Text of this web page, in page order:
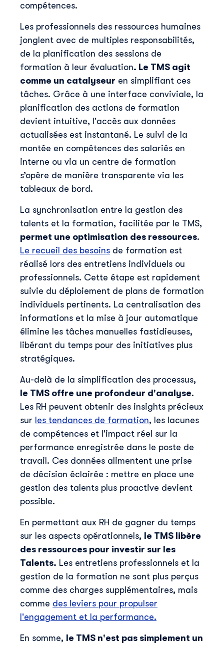
compétences.
Les professionnels des ressources humaines
jonglent avec de multiples responsabilités,
de la planification des sessions de
formation à leur évaluation. Le TMS agit
comme un catalyseur en simplifiant ces
tâches. Grâce à une interface conviviale, la
planification des actions de formation
devient intuitive, l'accès aux données
actualisées est instantané. Le suivi de la
montée en compétences des salariés en
interne ou via un centre de formation
s’opère de manière transparente via les
tableaux de bord.
La synchronisation entre la gestion des
talents et la formation, facilitée par le TMS,
permet une optimisation des ressources.
Le recueil des besoins de formation est
réalisé lors des entretiens individuels ou
professionnels. Cette étape est rapidement
suivie du déploiement de plans de formation
individuels pertinents. La centralisation des
informations et la mise à jour automatique
élimine les tâches manuelles fastidieuses,
libérant du temps pour des initiatives plus
stratégiques.
Au-delà de la simplification des processus,
le TMS offre une profondeur d'analyse.
Les RH peuvent obtenir des insights précieux
sur les tendances de formation, les lacunes
de compétences et l'impact réel sur la
performance enregistrée dans le poste de
travail. Ces données alimentent une prise
de décision éclairée : mettre en place une
gestion des talents plus proactive devient
possible.
En permettant aux RH de gagner du temps
sur les aspects opérationnels, le TMS libère
des ressources pour investir sur les
Talents. Les entretiens professionnels et la
gestion de la formation ne sont plus perçus
comme des charges supplémentaires, mais
comme des leviers pour propulser
l'engagement et la performance.
En somme, le TMS n'est pas simplement un